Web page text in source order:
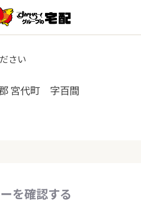
さい
宮代町 字百間
を確認する